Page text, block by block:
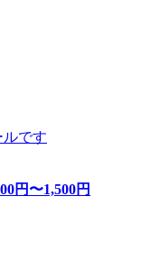
です
円〜1,500円